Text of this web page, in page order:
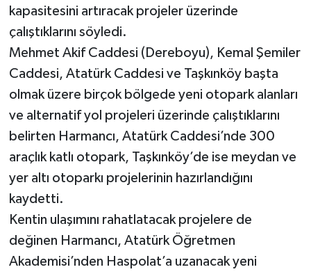
kapasitesini artıracak projeler üzerinde
çalıştıklarını söyledi.
Mehmet Akif Caddesi (Dereboyu), Kemal Şemiler
Caddesi, Atatürk Caddesi ve Taşkınköy başta
olmak üzere birçok bölgede yeni otopark alanları
ve alternatif yol projeleri üzerinde çalıştıklarını
belirten Harmancı, Atatürk Caddesi’nde 300
araçlık katlı otopark, Taşkınköy’de ise meydan ve
yer altı otoparkı projelerinin hazırlandığını
kaydetti.
Kentin ulaşımını rahatlatacak projelere de
değinen Harmancı, Atatürk Öğretmen
Akademisi’nden Haspolat’a uzanacak yeni